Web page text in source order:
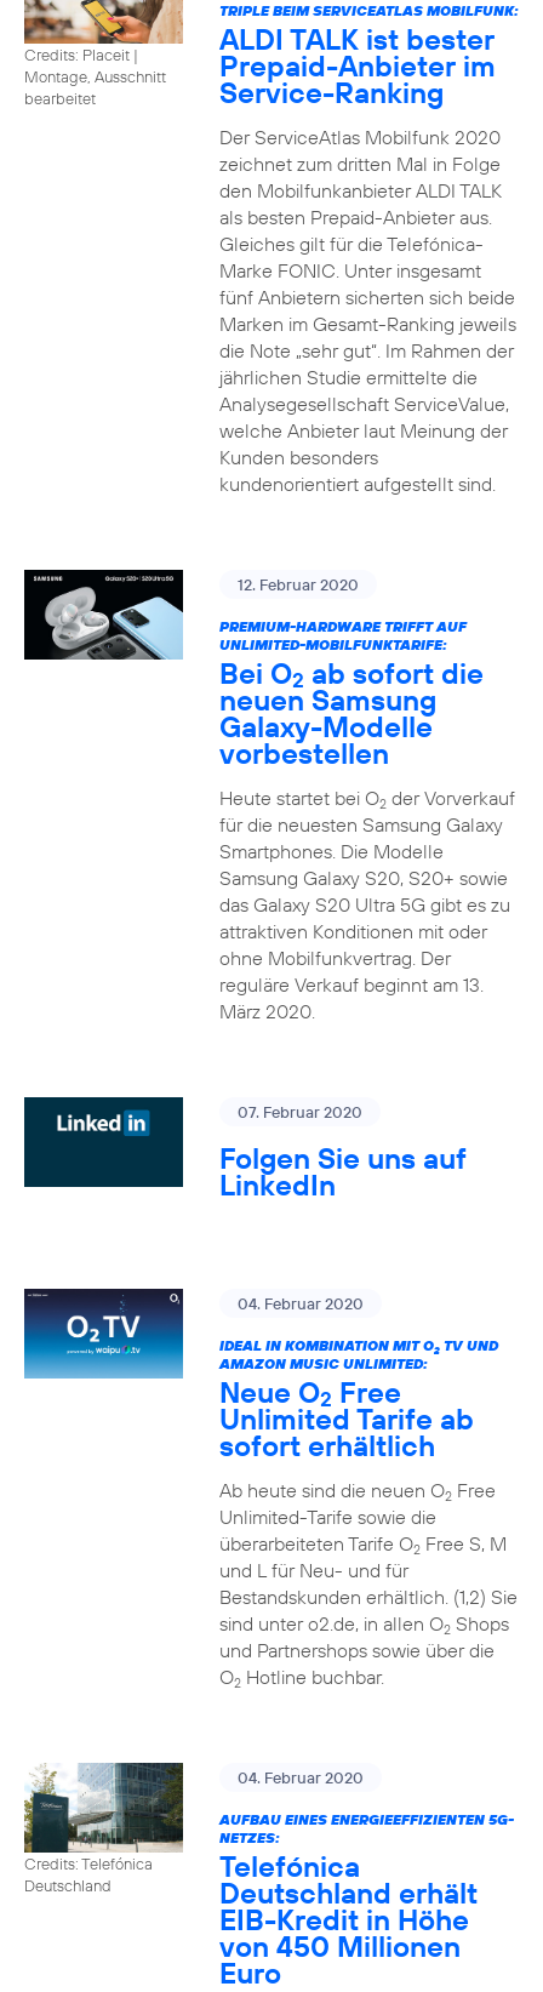
Credits: Placeit |
Montage, Ausschnitt
bearbeitet
TRIPLE BEIM SERVICEATLAS MOBILFUNK:
ALDI TALK ist bester
Prepaid-Anbieter im
Service-Ranking
Der ServiceAtlas Mobilfunk 2020
zeichnet zum dritten Mal in Folge
den Mobilfunkanbieter ALDI TALK
als besten Prepaid-Anbieter aus.
Gleiches gilt für die Telefónica-
Marke FONIC. Unter insgesamt
fünf Anbietern sicherten sich beide
Marken im Gesamt-Ranking jeweils
die Note „sehr gut“. Im Rahmen der
jährlichen Studie ermittelte die
Analysegesellschaft ServiceValue,
welche Anbieter laut Meinung der
Kunden besonders
kundenorientiert aufgestellt sind.
12. Februar 2020
PREMIUM-HARDWARE TRIFFT AUF
UNLIMITED-MOBILFUNKTARIFE:
Bei O2 ab sofort die
neuen Samsung
Galaxy-Modelle
vorbestellen
Heute startet bei O2der Vorverkauf
für die neuesten Samsung Galaxy
Smartphones. Die Modelle
Samsung Galaxy S20, S20+ sowie
das Galaxy S20 Ultra 5G gibt es zu
attraktiven Konditionen mit oder
ohne Mobilfunkvertrag. Der
reguläre Verkauf beginnt am 13.
März 2020.
07. Februar 2020
Folgen Sie uns auf
LinkedIn
04. Februar 2020
IDEAL IN KOMBINATION MIT O2TV UND
AMAZON MUSIC UNLIMITED:
Neue O2 Free
Unlimited Tarife ab
sofort erhältlich
Ab heute sind die neuen O2Free
Unlimited-Tarife sowie die
überarbeiteten Tarife O2Free S, M
und L für Neu- und für
Bestandskunden erhältlich. (1,2) Sie
sind unter o2.de, in allen O2Shops
und Partnershops sowie über die
O2Hotline buchbar.
Credits: Telefónica
Deutschland
04. Februar 2020
AUFBAU EINES ENERGIEEFFIZIENTEN 5G-
NETZES:
Telefónica
Deutschland erhält
EIB-Kredit in Höhe
von 450 Millionen
Euro